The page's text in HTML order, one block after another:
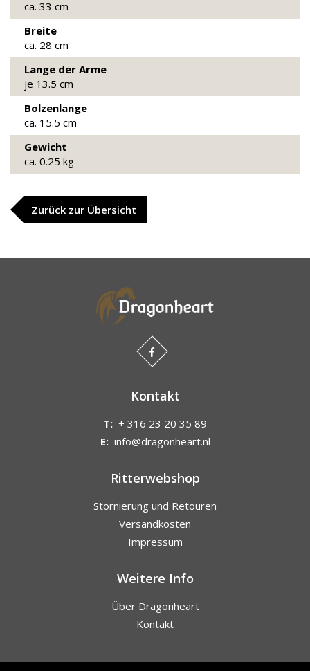
ca. 33 cm
Breite
ca. 28 cm
Lange der Arme
je 13.5 cm
Bolzenlange
ca. 15.5 cm
Gewicht
ca. 0.25 kg
Zurück zur Übersicht
Kontakt
T: + 316 23 20 35 89
E: info@dragonheart.nl
Ritterwebshop
Stornierung und Retouren
Versandkosten
Impressum
Weitere Info
Über Dragonheart
Kontakt